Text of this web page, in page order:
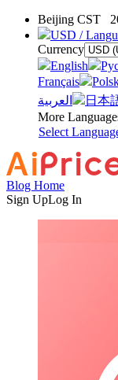
Beijing CST
USD /
Currency
English
Français
العربية
日本
More
Select
Blog Home
Sign UpLog In